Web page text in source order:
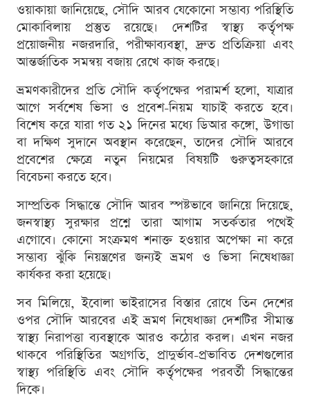
ওয়াকায়া জানিয়েছে, সৌদি আরব যেকোনো সম্ভাব্য পরিস্থিতি
মোকাবিলায় প্রস্তুত রয়েছে। দেশটির স্বাস্থ্য কর্তৃপক্ষ
প্রয়োজনীয় নজরদারি, পরীক্ষাব্যবস্থা, দ্রুত প্রতিক্রিয়া এবং
আন্তর্জাতিক সমন্বয় বজায় রেখে কাজ করছে।
ভ্রমণকারীদের প্রতি সৌদি কর্তৃপক্ষের পরামর্শ হলো, যাত্রার
আগে সর্বশেষ ভিসা ও প্রবেশ-নিয়ম যাচাই করতে হবে।
বিশেষ করে যারা গত ২১ দিনের মধ্যে ডিআর কঙ্গো, উগান্ডা
বা দক্ষিণ সুদানে অবস্থান করেছেন, তাদের সৌদি আরবে
প্রবেশের ক্ষেত্রে নতুন নিয়মের বিষয়টি গুরুত্বসহকারে
বিবেচনা করতে হবে।
সাম্প্রতিক সিদ্ধান্তে সৌদি আরব স্পষ্টভাবে জানিয়ে দিয়েছে,
জনস্বাস্থ্য সুরক্ষার প্রশ্নে তারা আগাম সতর্কতার পথেই
এগোবে। কোনো সংক্রমণ শনাক্ত হওয়ার অপেক্ষা না করে
সম্ভাব্য ঝুঁকি নিয়ন্ত্রণের জন্যই ভ্রমণ ও ভিসা নিষেধাজ্ঞা
কার্যকর করা হয়েছে।
সব মিলিয়ে, ইবোলা ভাইরাসের বিস্তার রোধে তিন দেশের
ওপর সৌদি আরবের এই ভ্রমণ নিষেধাজ্ঞা দেশটির সীমান্ত
স্বাস্থ্য নিরাপত্তা ব্যবস্থাকে আরও কঠোর করল। এখন নজর
থাকবে পরিস্থিতির অগ্রগতি, প্রাদুর্ভাব-প্রভাবিত দেশগুলোর
স্বাস্থ্য পরিস্থিতি এবং সৌদি কর্তৃপক্ষের পরবর্তী সিদ্ধান্তের
দিকে।